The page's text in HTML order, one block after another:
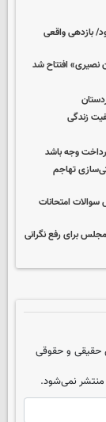
بازدهی واقعی
نصیری» افتتاح شد
زندگی
وجه باشد
تهاجم
سوالات امتحانات
برای رفع نگرانی
حقیقی و حقوقی
منتشر نمی‌شود.